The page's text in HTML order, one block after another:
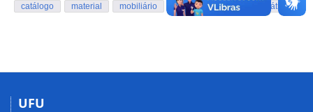
catálogo
material mobiliário equipamentos informática
UFU